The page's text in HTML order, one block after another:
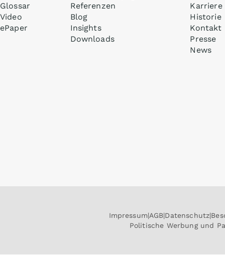
Glossar
Video
ePaper
Referenzen
Blog
Insights
Downloads
Karriere
Historie
Kontakt
Presse
News
Impressum AGB Datenschutz
Politische Werbung und